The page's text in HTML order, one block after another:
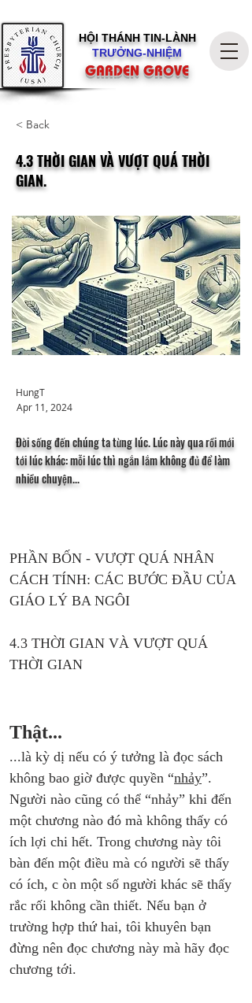
HỘI THÁNH TIN-LÀNH
TRƯỞNG-NHIỆM
GARDEN GROVE
< Back
4.3 THỜI GIAN VÀ VƯỢT QUÁ THỜI
GIAN.
HungT
Apr 11, 2024
Đời sống đến chúng ta từng lúc. Lúc này qua rồi mới
tới lúc khác: mỗi lúc thì ngắn lắm không đủ để làm
nhiều chuyện...
PHẦN BỐN - VƯỢT QUÁ NHÂN
CÁCH TÍNH: CÁC BƯỚC ĐẦU CỦA
GIÁO LÝ BA NGÔI
4.3 THỜI GIAN VÀ VƯỢT QUÁ
THỜI GIAN
Thật...
...là kỳ dị nếu có ý tưởng là đọc sách
không bao giờ được quyền “nhảy”.
Người nào cũng có thể “nhảy” khi đến
một chương nào đó mà không thấy có
ích lợi chi hết. Trong chương này tôi
bàn đến một điều mà có người sẽ thấy
có ích, c òn một số người khác sẽ thấy
rắc rối không cần thiết. Nếu bạn ở
trường hợp thứ hai, tôi khuyên bạn
đừng nên đọc chương này mà hãy đọc
chương tới.